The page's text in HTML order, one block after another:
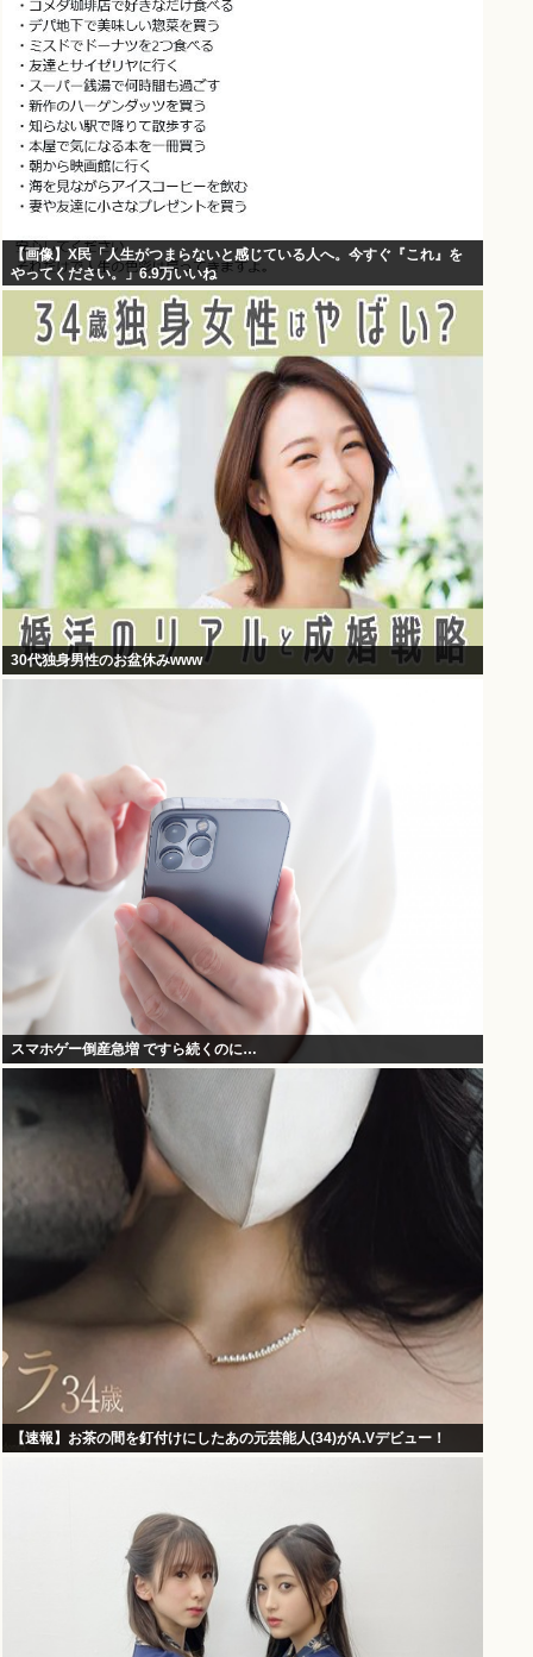
【画像】X民「人生がつまらないと感じている人へ。今すぐ『これ』を
やってください。」6.9万いいね
30代独身男性のお盆休みwww
スマホゲー倒産急増 ですら続くのに…
【速報】お茶の間を釘付けにしたあの元芸能人(34)がA.Vデビュー！